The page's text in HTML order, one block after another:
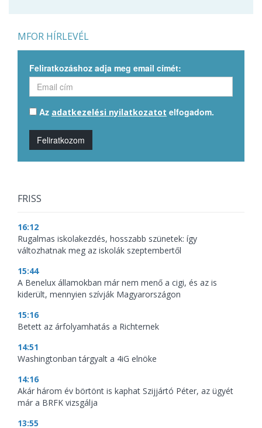
MFOR HÍRLEVÉL
Feliratkozáshoz adja meg email címét:
Az adatkezelési nyilatkozatot elfogadom.
Feliratkozom
FRISS
16:12
Rugalmas iskolakezdés, hosszabb szünetek: így
változhatnak meg az iskolák szeptembertől
15:44
A Benelux államokban már nem menő a cigi, és az is
kiderült, mennyien szívják Magyarországon
15:16
Betett az árfolyamhatás a Richternek
14:51
Washingtonban tárgyalt a 4iG elnöke
14:16
Akár három év börtönt is kaphat Szijjártó Péter, az ügyét
már a BRFK vizsgálja
13:55